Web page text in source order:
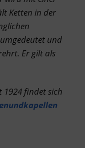
Ketten in der
und
Er gilt als
1924 findet sich